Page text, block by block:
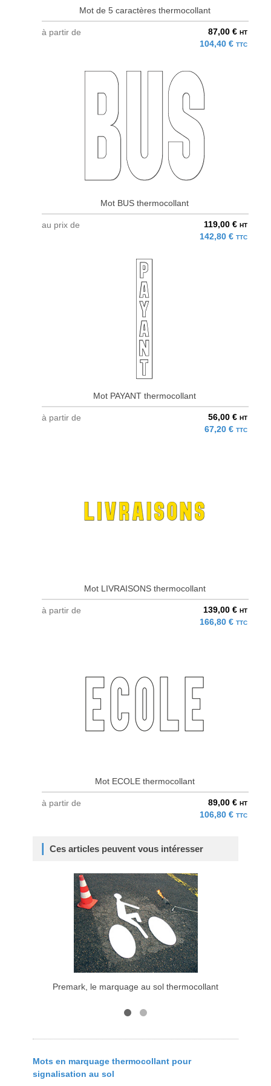
Mot de 5 caractères thermocollant
à partir de 87,00 € HT
104,40 € TTC
Mot BUS thermocollant
au prix de 119,00 € HT
142,80 € TTC
Mot PAYANT thermocollant
à partir de 56,00 € HT
67,20 € TTC
Mot LIVRAISONS thermocollant
à partir de 139,00 € HT
166,80 € TTC
Mot ECOLE thermocollant
à partir de 89,00 € HT
106,80 € TTC
Ces articles peuvent vous intéresser
Premark, le marquage au sol thermocollant
Mots en marquage thermocollant pour
signalisation au sol